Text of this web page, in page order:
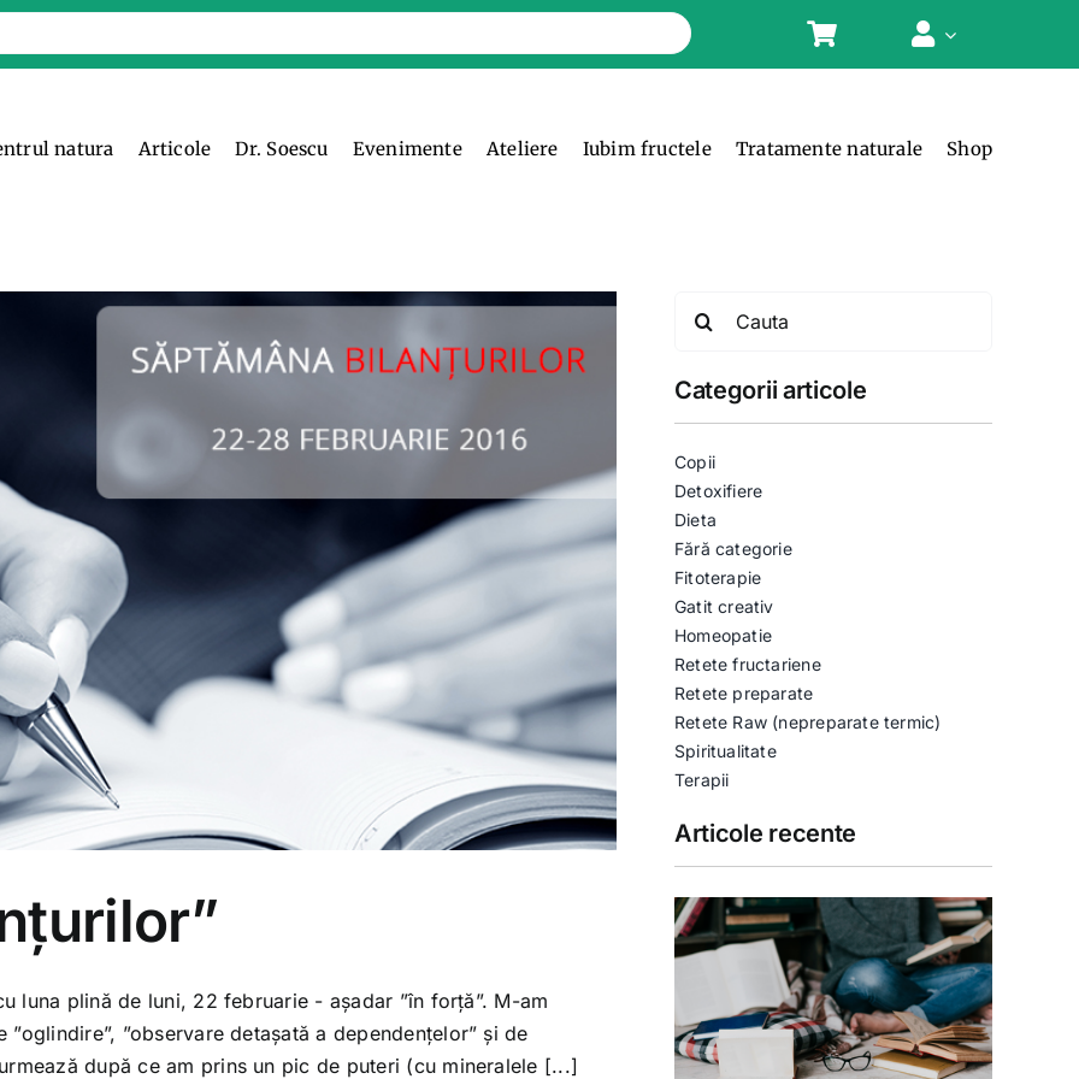
natura Articole Dr. Soescu Evenimente Ateliere Iubim fructele Tratamente naturale Shop
luna plină de luni, 22 februarie - așadar ”în forță”. M-am
”observare detașată a dependențelor” și de
după ce am prins un pic de puteri (cu mineralele [...]
Categorii articole
Copii
Detoxifiere
Dieta
Fără categorie
Fitoterapie
Gatit creativ
Homeopatie
Retete fructariene
Retete preparate
Retete Raw (nepreparate termic)
Spiritualitate
Terapii
Articole recente